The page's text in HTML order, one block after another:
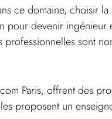
ce domaine, choisir
pour devenir
sont
Paris, offrent des
proposent un